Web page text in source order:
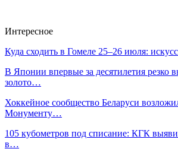
Интересное
Куда сходить в Гомеле 25–26 июля:
В Японии впервые за десятилетия резко
золото…
Хоккейное сообщество Беларуси
Монументу…
105 кубометров под списание: КГК
в…